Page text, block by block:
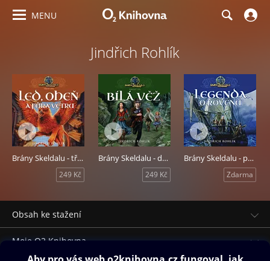
MENU
Jindřich Rohlík
Brány Skeldalu - třetí díl: Led, oheň a fůra větru
249 Kč
Brány Skeldalu - druhý díl: Bílá věž
249 Kč
Brány Skeldalu - první díl: Legenda o Rovenu
Zdarma
Obsah ke stažení
Moje O2 Knihovna